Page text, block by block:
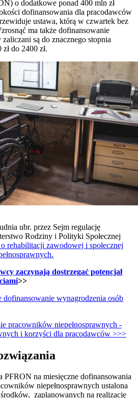
o dodatkowe ponad 400 mln zł
dofinansowania dla pracodawców
ustawa, którą w czwartek bez
ma także dofinansowanie
są do znacznego stopnia
do 2400 zł.
ubr. przez Sejm regulację
Rodziny i Polityki Społecznej
rehabilitacji zawodowej i społecznej
zaczynają dostrzegać potencjał
>>
dofinansowanie wynagrodzenia osób
pracowników niepełnosprawnych -
i korzyści dla pracodawców >>>
PFRON na miesięczne dofinansowania
niepełnosprawnych ustalona
zaplanowanych na realizację